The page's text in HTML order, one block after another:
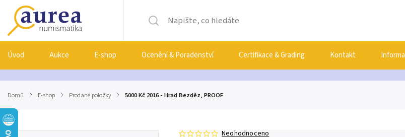
Úvod Aukce E-shop Ocenění & Poradenství Certifikace & Grading Kontakt
Domů / E-shop / Prodané položky / 5000 Kč 2016 - Hrad Bezděz, PROOF
Neohodnoceno